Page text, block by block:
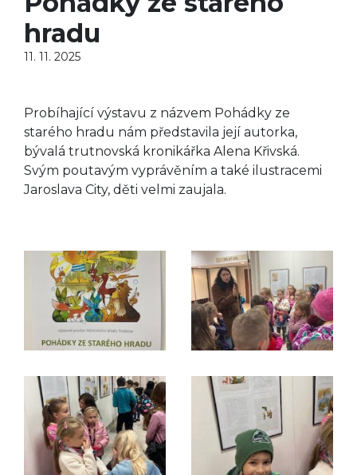
hradu
11. 11. 2025
Probíhající výstavu z názvem Pohádky ze
starého hradu nám představila její autorka,
bývalá trutnovská kronikářka Alena Křivská.
Svým poutavým vyprávěním a také ilustracemi
Jaroslava City, děti velmi zaujala.